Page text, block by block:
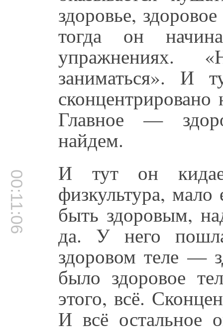
здоровье,
тогда он
упражнениях.
заниматься». И
Главное —
найдем.
00:11:06 И тут он
физкультура,
быть здоровым,
да. У него
здоровом теле —
было здоровое
этого, всё.
И всё остальное